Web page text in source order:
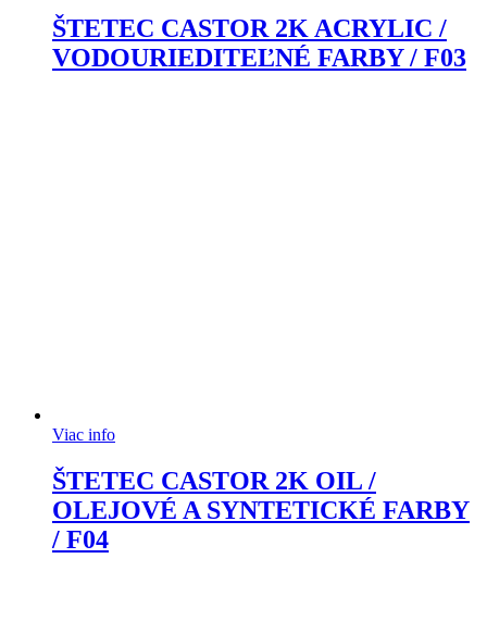
ŠTETEC CASTOR 2K ACRYLIC /
VODOURIEDITEĽNÉ FARBY / F03
Viac info
ŠTETEC CASTOR 2K OIL /
OLEJOVÉ A SYNTETICKÉ FARBY
/ F04